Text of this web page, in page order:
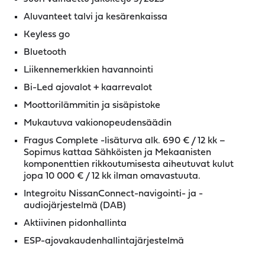
Aluvanteet talvi ja kesärenkaissa
Keyless go
Bluetooth
Liikennemerkkien havannointi
Bi-Led ajovalot + kaarrevalot
Moottorilämmitin ja sisäpistoke
Mukautuva vakionopeudensäädin
Fragus Complete -lisäturva alk. 690 € / 12 kk –
Sopimus kattaa Sähköisten ja Mekaanisten
komponenttien rikkoutumisesta aiheutuvat kulut
jopa 10 000 € / 12 kk ilman omavastuuta.
Integroitu NissanConnect-navigointi- ja -
audiojärjestelmä (DAB)
Aktiivinen pidonhallinta
ESP-ajovakaudenhallintajärjestelmä